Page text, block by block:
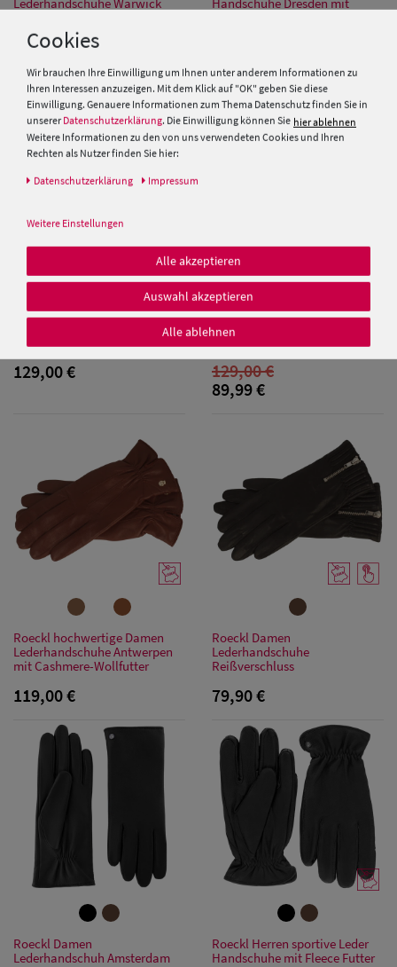
Damen UV-
Schutz Caps
Damen
Bandana Caps
Damen
Damen
Damen Caps
Großgrößen
Lederhandschuhe Warwick
99,90 €
79,99 €
Handschuhe Dresden mit
Roeckel Leder Handschuhe
Seidenfutter
129,00 €
SALE
Roeckl Herren Nappa-
Lederhandschuhe Riga mit
Wollfutter
129,00 €
89,99 €
Roeckl hochwertige Damen
Lederhandschuhe Antwerpen
mit Cashmere-Wollfutter
119,00 €
Roeckl Damen
Lederhandschuhe
Reißverschluss
79,90 €
Roeckl Damen
Lederhandschuh Amsterdam
Roeckl Herren sportive Leder
Handschuhe mit Fleece Futter
Cookies
Wir brauchen Ihre Einwilligung um Ihnen unter anderem Informationen zu
Ihren Interessen anzuzeigen. Mit dem Klick auf "OK" geben Sie diese
Einwilligung. Genauere Informationen zum Thema Datenschutz finden Sie in
unserer Datenschutzerklärung. Die Einwilligung können Sie hier ablehnen
Weitere Informationen zu den von uns verwendeten Cookies und Ihren
Rechten als Nutzer finden Sie hier:
Daten­schutz­erklärung Impressum
Weitere Einstellungen
Alle akzeptieren
Auswahl akzeptieren
Alle ablehnen